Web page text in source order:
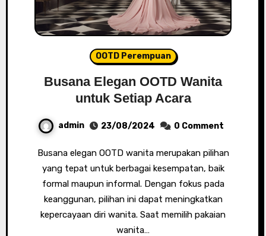
OOTD Perempuan
Busana Elegan OOTD Wanita
untuk Setiap Acara
admin 23/08/2024 0 Comment
Busana elegan OOTD wanita merupakan pilihan
yang tepat untuk berbagai kesempatan, baik
formal maupun informal. Dengan fokus pada
keanggunan, pilihan ini dapat meningkatkan
kepercayaan diri wanita. Saat memilih pakaian
wanita…